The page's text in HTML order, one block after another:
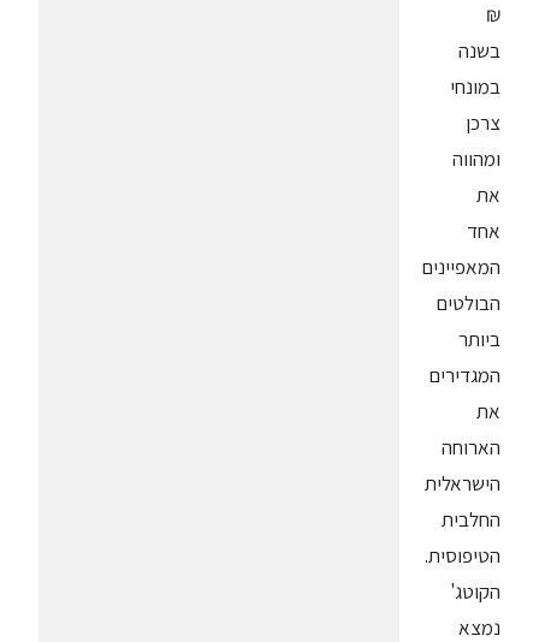
₪
בשנה
במונחי
צרכן
ומהווה
את
אחד
המאפיינים
הבולטים
ביותר
המגדירים
את
הארוחה
הישראלית
החלבית
הטיפוסית.
הקוטג'
נמצא